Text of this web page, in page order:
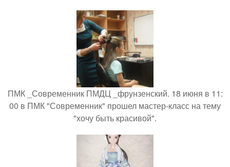
ПМК _Современник ПМДЦ _фрунзенский. 18 июня в 11:
00 в ПМК "Современник" прошел мастер-класс на тему
"хочу быть красивой".